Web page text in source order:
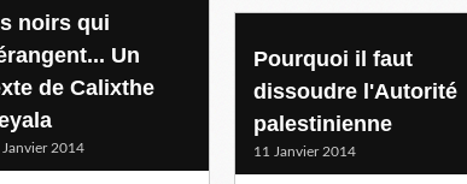
noirs qui
Un
de Calixthe
Janvier 2014
Pourquoi il faut
dissoudre l'Autorité
palestinienne
11 Janvier 2014